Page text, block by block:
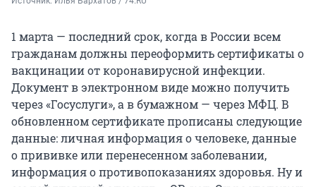
1 марта — последний срок, когда в России всем
гражданам должны переоформить сертификаты о
вакцинации от коронавирусной инфекции.
Документ в электронном виде можно получить
через «Госуслуги», а в бумажном — через МФЦ. В
обновленном сертификате прописаны следующие
данные: личная информация о человеке, данные
о прививке или перенесенном заболевании,
информация о противопоказаниях здоровья. Ну и